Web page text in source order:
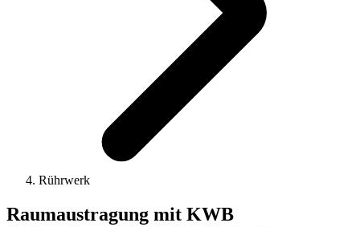
Rührwerk
Raumaustragung mit KWB